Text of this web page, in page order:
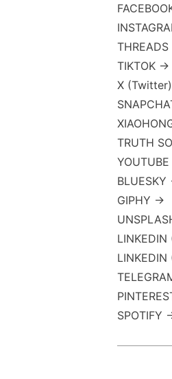
TIKTOK →
X
TRUTH
GIPHY →
SPOTIFY